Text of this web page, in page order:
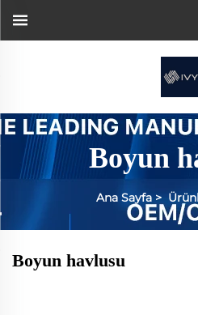
Boyun
Ana Sayfa >
Boyun havlusu